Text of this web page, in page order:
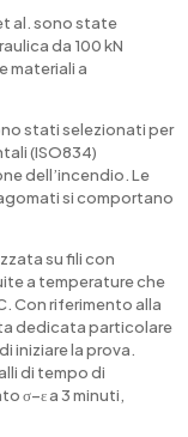
al. sono state
da 100 kN
materiali a
stati selezionati per
(ISO834)
dell’incendio. Le
si comportano
su fili con
a temperature che
Con riferimento alla
dedicata particolare
iniziare la prova.
di tempo di
σ−ε a 3 minuti,